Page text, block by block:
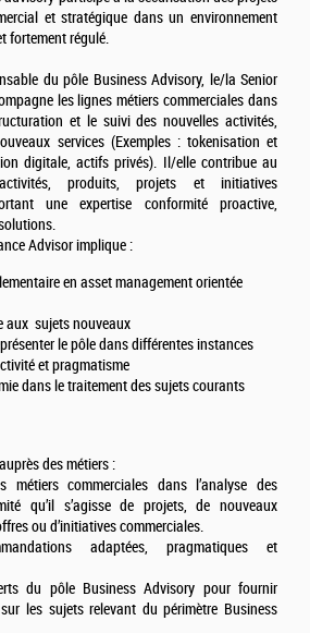
et stratégique dans un environnement
fortement régulé.
du pôle Business Advisory, le/la Senior
les lignes métiers commerciales dans
et le suivi des nouvelles activités,
services (Exemples : tokenisation et
digitale, actifs privés). Il/elle contribue au
produits, projets et initiatives
une expertise conformité proactive,
Advisor implique :
en asset management orientée
aux sujets nouveaux
le pôle dans différentes instances
et pragmatisme
dans le traitement des sujets courants
des métiers :
métiers commerciales dans l’analyse des
qu’il s’agisse de projets, de nouveaux
ou d’initiatives commerciales.
adaptées, pragmatiques et
du pôle Business Advisory pour fournir
les sujets relevant du périmètre Business